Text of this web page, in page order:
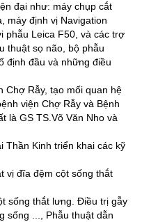
đại như: máy chụp cắt
máy định vị Navigation
phẫu Leica F50, và các trợ
thuật sọ não, bộ phẫu
định đầu và những điều
Chợ Rẫy, tạo mối quan hệ
viện Chợ Rẫy và Bệnh
là GS TS.Võ Văn Nho và
Thần Kinh triển khai các kỹ
vị đĩa đệm cột sống thắt
sống thắt lưng. Điều trị gẫy
sống ..., Phẫu thuật dẫn